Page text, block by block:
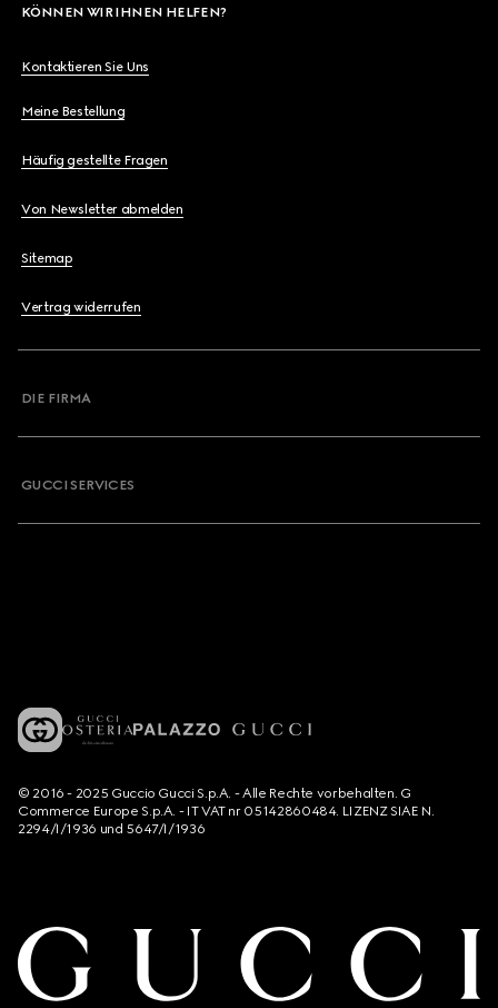
KÖNNEN WIR IHNEN HELFEN?
Kontaktieren Sie Uns
Meine Bestellung
Häufig gestellte Fragen
Von Newsletter abmelden
Sitemap
Vertrag widerrufen
DIE FIRMA
GUCCI SERVICES
© 2016 - 2025 Guccio Gucci S.p.A. - Alle Rechte vorbehalten. G
Commerce Europe S.p.A. - IT VAT nr 05142860484. LIZENZ SIAE N.
2294/I/1936 und 5647/I/1936